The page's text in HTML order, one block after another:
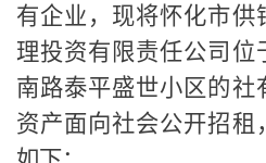
有企业， 现将怀化市供
理投资有限责任公司 位
南路泰平盛世小区的社
资产面向社会公开招租